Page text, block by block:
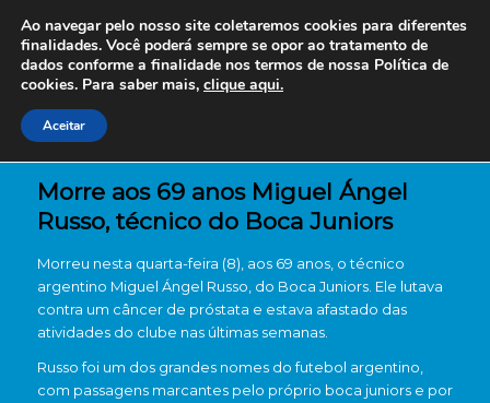
Morre aos 69 anos Miguel Ángel
Russo, técnico do Boca Juniors
Morreu nesta quarta-feira (8), aos 69 anos, o técnico
argentino Miguel Ángel Russo, do Boca Juniors. Ele lutava
contra um câncer de próstata e estava afastado das
atividades do clube nas últimas semanas.
Russo foi um dos grandes nomes do futebol argentino,
com passagens marcantes pelo próprio boca juniors e por
Ao navegar pelo nosso site coletaremos cookies para diferentes
finalidades. Você poderá sempre se opor ao tratamento de
dados conforme a finalidade nos termos de nossa Política de
cookies. Para saber mais, clique aqui.
Aceitar